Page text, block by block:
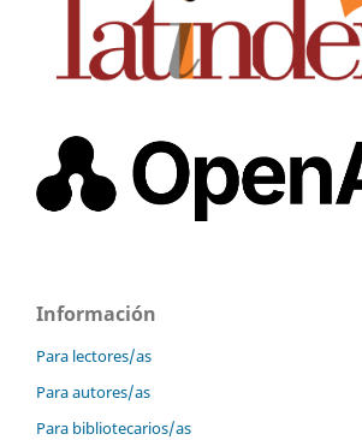
Información
Para lectores/as
Para autores/as
Para bibliotecarios/as